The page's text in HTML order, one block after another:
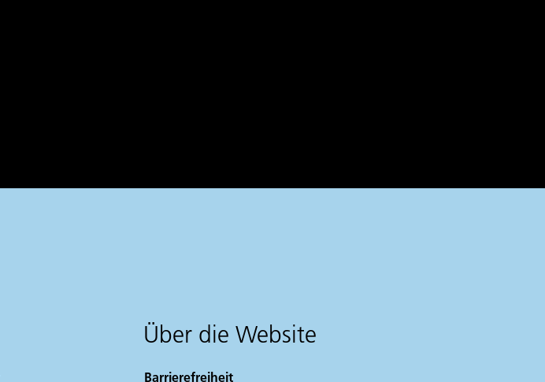
Über die Website
Barrierefreiheit